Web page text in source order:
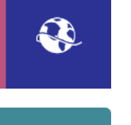
3 861,59 € 4 410,63